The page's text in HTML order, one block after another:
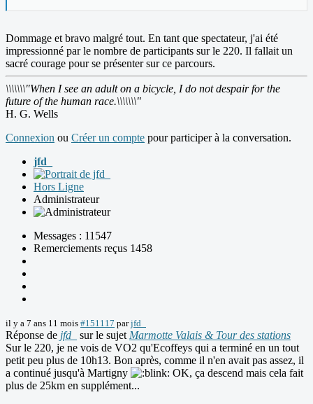
Dommage et bravo malgré tout. En tant que spectateur, j'ai été
impressionné par le nombre de participants sur le 220. Il fallait un
sacré courage pour se présenter sur ce parcours.
\\\\\\\"When I see an adult on a bicycle, I do not despair for the
future of the human race.\\\\\\\"
H. G. Wells
Connexion ou Créer un compte pour participer à la conversation.
jfd_
Hors Ligne
Administrateur
Messages : 11547
Remerciements reçus 1458
il y a 7 ans 11 mois #151117 parjfd_
Réponse de jfd_ sur le sujet Marmotte Valais & Tour des stations
Sur le 220, je ne vois de VO2 qu'Ecoffeys qui a terminé en un tout
petit peu plus de 10h13. Bon après, comme il n'en avait pas assez, il
a continué jusqu'à Martigny
OK, ça descend mais cela fait
plus de 25km en supplément...